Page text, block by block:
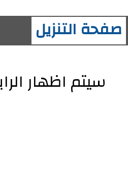
صفحة التنزيل
سيتم اظهار